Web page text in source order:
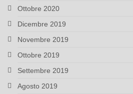
Ottobre 2020
Dicembre 2019
Novembre 2019
Ottobre 2019
Settembre 2019
Agosto 2019